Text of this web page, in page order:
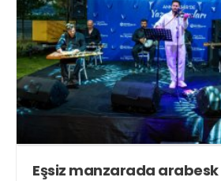
Eşsiz manzarada arabesk